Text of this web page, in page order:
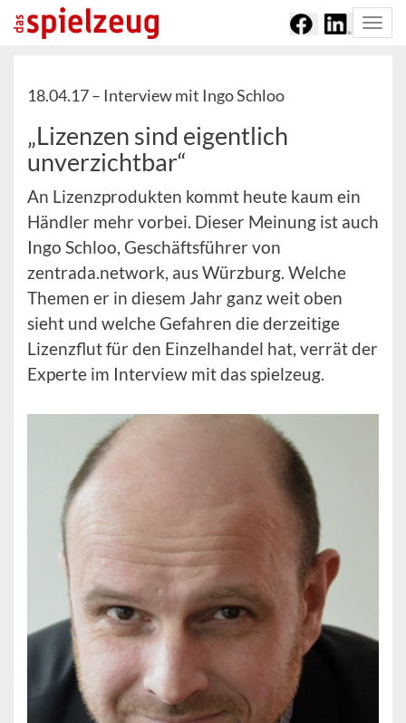
18.04.17 – Interview mit Ingo Schloo
„Lizenzen sind eigentlich
unverzichtbar“
An Lizenzprodukten kommt heute kaum ein
Händler mehr vorbei. Dieser Meinung ist auch
Ingo Schloo, Geschäftsführer von
zentrada.network, aus Würzburg. Welche
Themen er in diesem Jahr ganz weit oben
sieht und welche Gefahren die derzeitige
Lizenzflut für den Einzelhandel hat, verrät der
Experte im Interview mit das spielzeug.